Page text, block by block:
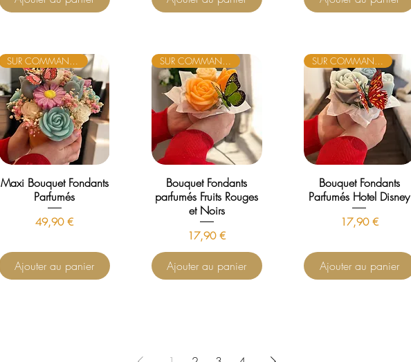
SUR COMMANDE
Maxi Bouquet Fondants
Parfumés
Prix
49,90 €
Ajouter au panier
SUR COMMANDE
Bouquet Fondants
parfumés Fruits Rouges
et Noirs
Prix
17,90 €
Ajouter au panier
SUR COMMANDE
Bouquet Fondants
Parfumés Hotel Disney
Prix
17,90 €
Ajouter au panier